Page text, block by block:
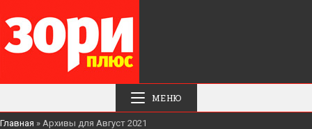
МЕНЮ
Главная » Архивы для Август 2021